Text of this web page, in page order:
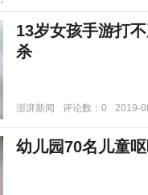
13岁女孩手游打
杀
澎湃新闻 评论数：0 2019-
幼儿园70名儿童